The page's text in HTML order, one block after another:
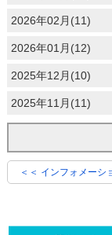
2026年02月(11)
2026年01月(12)
2025年12月(10)
2025年11月(11)
＜＜ インフォメーシ